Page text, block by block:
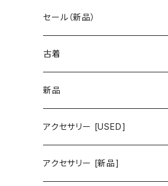
古着 秋冬コレクション
古着 春夏コレクション
セール（新品）
古着
ワンピース/ドレス
ワンピース
ミニワンピース
トップス
シャツ・ブラウス
ボトムス
新品
ワンピース/ドレス
ワンピース
トップス
アクセサリー [USED]
ピアス
アクセサリー [新品]